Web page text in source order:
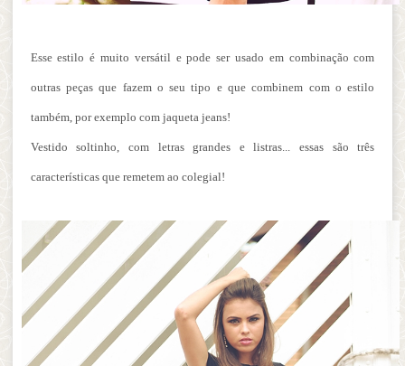
Esse estilo é muito versátil e pode ser usado em combinação com
outras peças que fazem o seu tipo e que combinem com o estilo
também, por exemplo com jaqueta jeans!
Vestido soltinho, com letras grandes e listras... essas são três
características que remetem ao colegial!